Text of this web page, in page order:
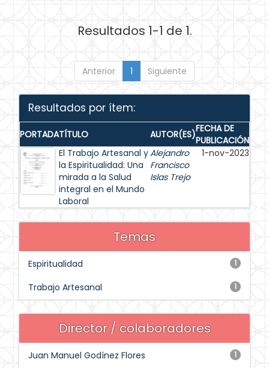
Resultados 1-1 de 1.
Anterior 1 Siguiente
Resultados por ítem:
PORTADATÍTULO AUTOR(ES)FECHA DE
PUBLICACIÓN
El Trabajo Artesanal y
la Espiritualidad: Una
mirada a la Salud
integral en el Mundo
Laboral
Alejandro
Francisco
Islas Trejo
1-nov-2023
Temas
1
Espiritualidad
1
Trabajo Artesanal
Director / colaboradores
1
Juan Manuel Godínez Flores